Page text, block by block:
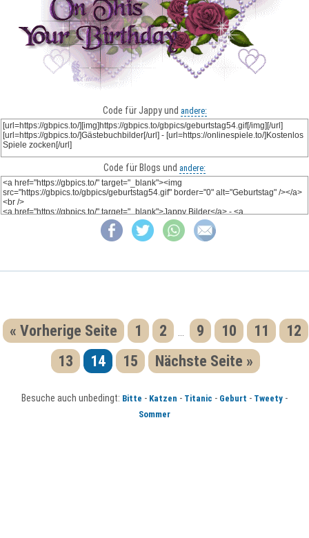
Code für Jappy und andere:
Code für Blogs und andere:
« Vorherige Seite 1 2 ... 9 10 11
12
13
14 15 Nächste Seite »
Besuche auch unbedingt: Bitte - Katzen - Titanic - Geburt - Tweety -
Sommer